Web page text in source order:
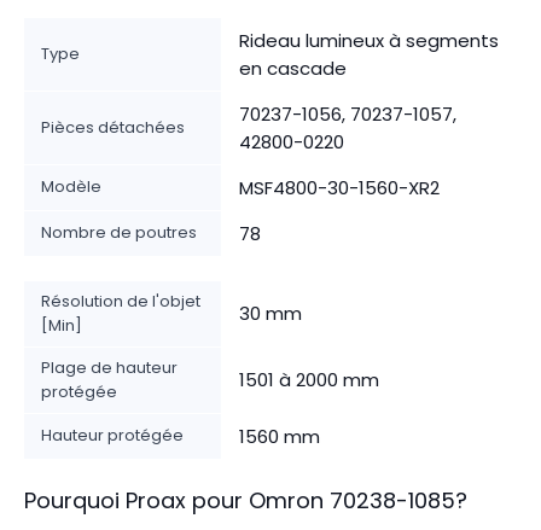
Type
Rideau lumineux à segments
en cascade
Pièces détachées
70237-1056, 70237-1057,
42800-0220
Modèle MSF4800-30-1560-XR2
Nombre de poutres 78
Résolution de l'objet
[Min]
30 mm
Plage de hauteur
protégée
1501 à 2000 mm
Hauteur protégée 1560 mm
Pourquoi Proax pour Omron 70238-1085?